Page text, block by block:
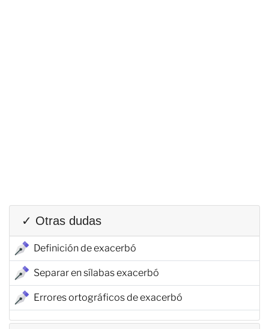
✓ Otras dudas
Definición de exacerbó
Separar en sílabas exacerbó
Errores ortográficos de exacerbó